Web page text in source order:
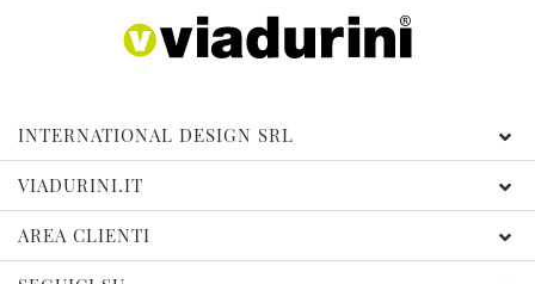
INTERNATIONAL DESIGN SRL
VIADURINI.IT
AREA CLIENTI